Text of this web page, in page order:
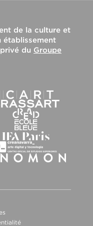
de la culture et
du Groupe